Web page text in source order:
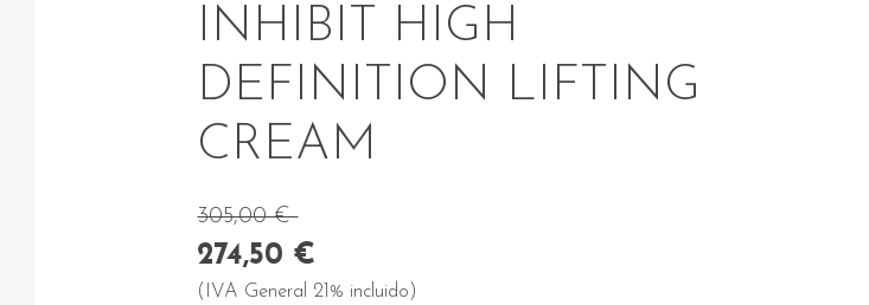
INHIBIT HIGH
DEFINITION LIFTING
CREAM
305,00 €
274,50 €
(IVA General 21% incluido)